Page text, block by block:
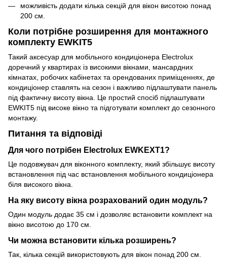
можливість додати кілька секцій для вікон висотою понад
200 см.
Коли потрібне розширення для монтажного
комплекту EWKIT5
Такий аксесуар для мобільного кондиціонера Electrolux
доречний у квартирах із високими вікнами, мансардних
кімнатах, робочих кабінетах та орендованих приміщеннях, де
кондиціонер ставлять на сезон і важливо підлаштувати панель
під фактичну висоту вікна. Це простий спосіб підлаштувати
EWKIT5 під високе вікно та підготувати комплект до сезонного
монтажу.
Питання та відповіді
Для чого потрібен Electrolux EWKEXT1?
Це подовжувач для віконного комплекту, який збільшує висоту
встановлення під час встановлення мобільного кондиціонера
біля високого вікна.
На яку висоту вікна розрахований один модуль?
Один модуль додає 35 см і дозволяє встановити комплект на
вікно висотою до 170 см.
Чи можна встановити кілька розширень?
Так, кілька секцій використовують для вікон понад 200 см.